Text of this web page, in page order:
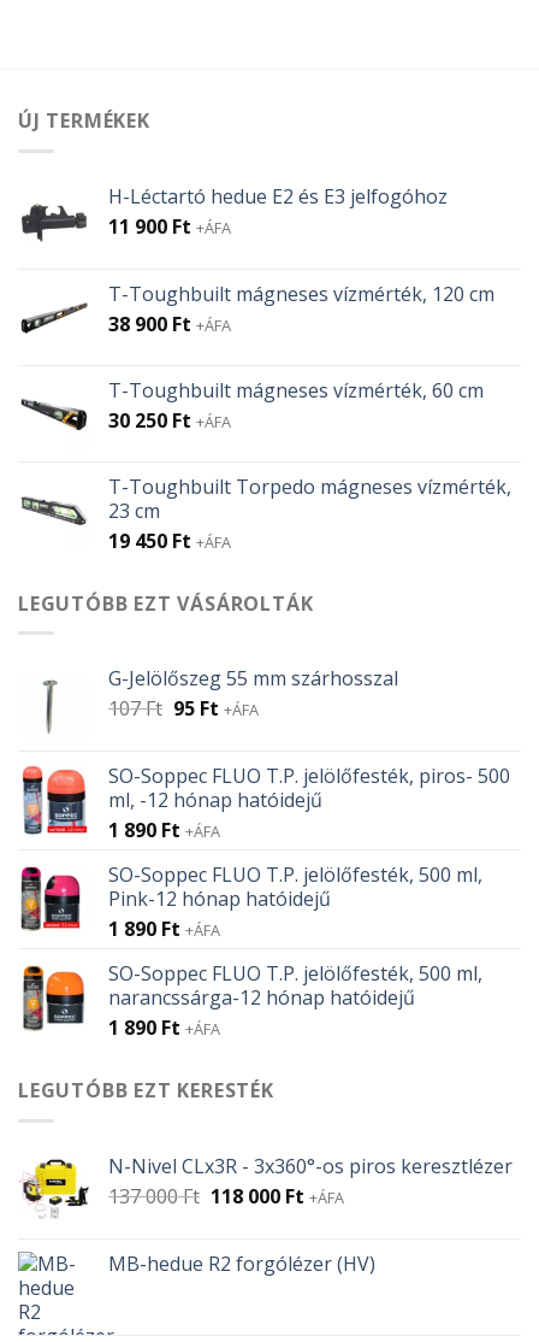
ÚJ TERMÉKEK
H-Léctartó hedue E2 és E3 jelfogóhoz
11 900 Ft +ÁFA
T-Toughbuilt mágneses vízmérték, 120 cm
38 900 Ft +ÁFA
T-Toughbuilt mágneses vízmérték, 60 cm
30 250 Ft +ÁFA
T-Toughbuilt Torpedo mágneses vízmérték,
23 cm
19 450 Ft +ÁFA
LEGUTÓBB EZT VÁSÁROLTÁK
G-Jelölőszeg 55 mm szárhosszal
107Ft Original
107 Ft.
95 FtCurrent
95 Ft.
+ÁFA
SO-Soppec FLUO T.P. jelölőfesték, piros- 500
ml, -12 hónap hatóidejű
1 890 Ft +ÁFA
SO-Soppec FLUO T.P. jelölőfesték, 500 ml,
Pink-12 hónap hatóidejű
1 890 Ft +ÁFA
SO-Soppec FLUO T.P. jelölőfesték, 500 ml,
narancssárga-12 hónap hatóidejű
1 890 Ft +ÁFA
LEGUTÓBB EZT KERESTÉK
N-Nivel CLx3R - 3x360°-os piros keresztlézer
137 000Ft Original
137
118 000 FtCurrent
118
+ÁFA
MB-hedue R2 forgólézer (HV)